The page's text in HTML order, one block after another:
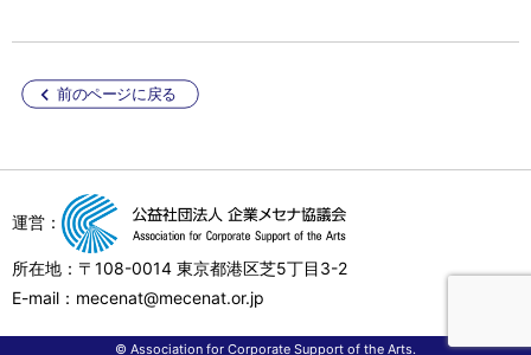
前のページに戻る
運営：
所在地：〒108-0014 東京都港区芝5丁目3-2
E-mail：mecenat@mecenat.or.jp
© Association for Corporate Support of the Arts.